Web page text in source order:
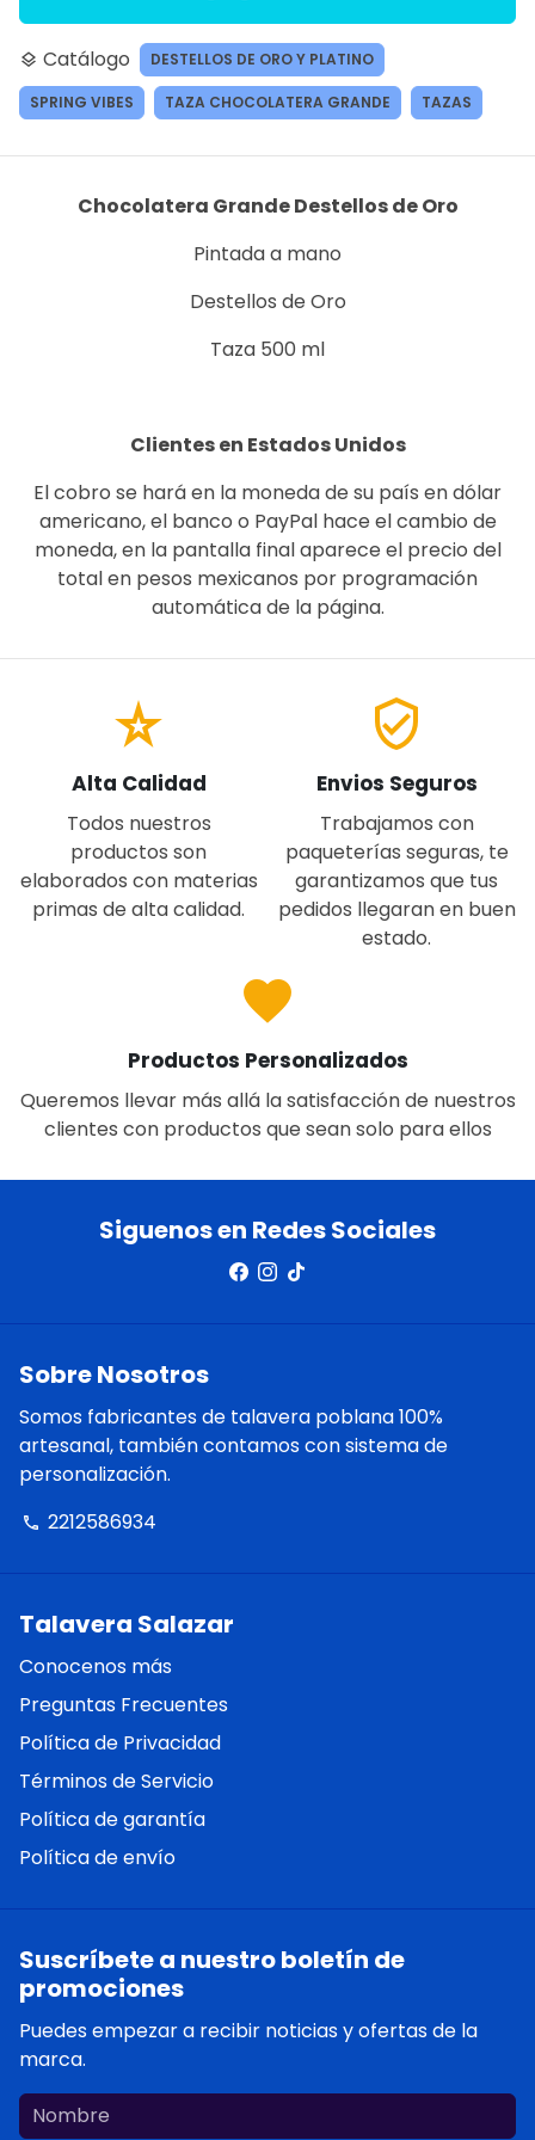
layers Catálogo DESTELLOS DE ORO Y PLATINO
SPRING VIBES TAZA CHOCOLATERA GRANDE TAZAS
Chocolatera Grande Destellos de Oro
Pintada a mano
Destellos de Oro
Taza 500 ml
Clientes en Estados Unidos
El cobro se hará en la moneda de su país en dólar
americano, el banco o PayPal hace el cambio de
moneda, en la pantalla final aparece el precio del
total en pesos mexicanos por programación
automática de la página.
star_rate
Alta Calidad
Todos nuestros
productos son
elaborados con materias
primas de alta calidad.
verified_user
Envios Seguros
Trabajamos con
paqueterías seguras, te
garantizamos que tus
pedidos llegaran en buen
estado.
favorite
Productos Personalizados
Queremos llevar más allá la satisfacción de nuestros
clientes con productos que sean solo para ellos
Siguenos en Redes Sociales
Sobre Nosotros
Somos fabricantes de talavera poblana 100%
artesanal, también contamos con sistema de
personalización.
phone 2212586934
Talavera Salazar
Conocenos más
Preguntas Frecuentes
Política de Privacidad
Términos de Servicio
Política de garantía
Política de envío
Suscríbete a nuestro boletín de
promociones
Puedes empezar a recibir noticias y ofertas de la
marca.